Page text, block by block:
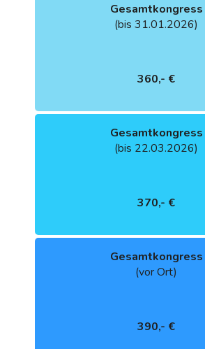
Gesamtkongress
(bis 31.01.2026)
360,- €
Gesamtkongress
(bis 22.03.2026)
370,- €
Gesamtkongress
(vor Ort)
390,- €